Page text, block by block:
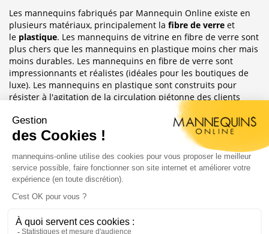
Les mannequins fabriqués par Mannequin Online existe en
plusieurs matériaux, principalement la fibre de verre et
le plastique. Les mannequins de vitrine en fibre de verre sont
plus chers que les mannequins en plastique moins cher mais
moins durables. Les mannequins en fibre de verre sont
impressionnants et réalistes (idéales pour les boutiques de
luxe). Les mannequins en plastique sont construits pour
résister à l'agitation de la circulation piétonne des clients
habituellement observée dans le magasin où ils sont placés.
Sublimez Vos Boutiques, Vitrines Et
Les mannequins sont idéales pour les magasins de détail, en
étalages de magasin ou décoration de vitrine. Ils ont
d'afficher leurs produits ou prendre des photos.